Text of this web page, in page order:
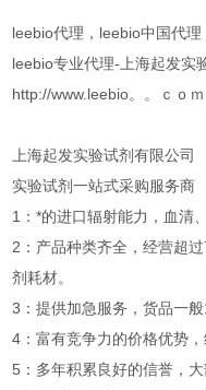
leebio代理，leebio中国代
leebio专业代理-上海起发实
http://www.leebio。。ｃｏｍ
上海起发实验试剂有限公司
实验试剂一站式采购服务商
1：*的进口辐射能力，血清
2：产品种类齐全，经营超
剂耗材。
3：提供加急服务，货品一般
4：富有竞争力的价格优势，
5：多年积累良好的信誉，